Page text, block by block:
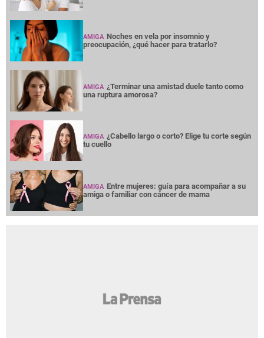
AMIGA Noches en vela por insomnio y
preocupación, ¿qué hacer para tratarlo?
AMIGA ¿Terminar una amistad duele tanto como
una ruptura amorosa?
AMIGA ¿Cabello largo o corto? Elige tu corte según
tu cuello
AMIGA Entre mujeres: guía para acompañar a su
amiga o familiar con cáncer de mama